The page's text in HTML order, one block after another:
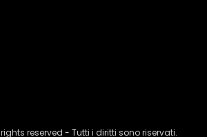
reserved - Tutti i diritti sono riservati.